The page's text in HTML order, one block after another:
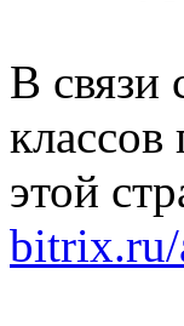
В связи
этой
bitrix.ru/